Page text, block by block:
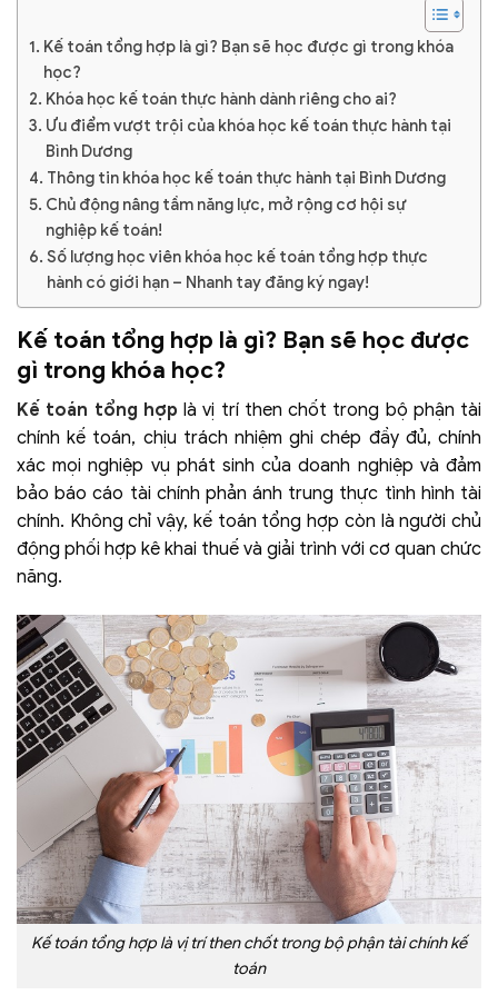
Kế toán tổng hợp là gì? Bạn sẽ học được gì trong khóa
học?
Khóa học kế toán thực hành dành riêng cho ai?
Ưu điểm vượt trội của khóa học kế toán thực hành tại
Bình Dương
Thông tin khóa học kế toán thực hành tại Bình Dương
Chủ động nâng tầm năng lực, mở rộng cơ hội sự
nghiệp kế toán!
Số lượng học viên khóa học kế toán tổng hợp thực
hành có giới hạn – Nhanh tay đăng ký ngay!
Kế toán tổng hợp là gì? Bạn sẽ học được
gì trong khóa học?
Kế toán tổng hợp là vị trí then chốt trong bộ phận tài
chính kế toán, chịu trách nhiệm ghi chép đầy đủ, chính
xác mọi nghiệp vụ phát sinh của doanh nghiệp và đảm
bảo báo cáo tài chính phản ánh trung thực tình hình tài
chính. Không chỉ vậy, kế toán tổng hợp còn là người chủ
động phối hợp kê khai thuế và giải trình với cơ quan chức
năng.
Kế toán tổng hợp là vị trí then chốt trong bộ phận tài chính kế
toán